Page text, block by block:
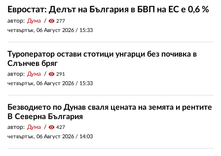
Евростат: Делът на България в БВП на ЕС е 0,6 %
автор: Дума visibility 277
четвъртък, 06 Август 2026 / 15:33
Туроператор остави стотици унгарци без почивка в
Слънчев бряг
автор: Дума visibility 291
четвъртък, 06 Август 2026 / 15:33
Безводието по Дунав сваля цената на земята и рентите
В Северна България
автор: Дума visibility 427
четвъртък, 06 Август 2026 / 14:03